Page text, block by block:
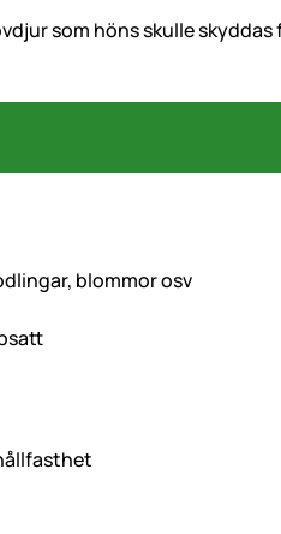
som höns skulle skyddas
blommor osv